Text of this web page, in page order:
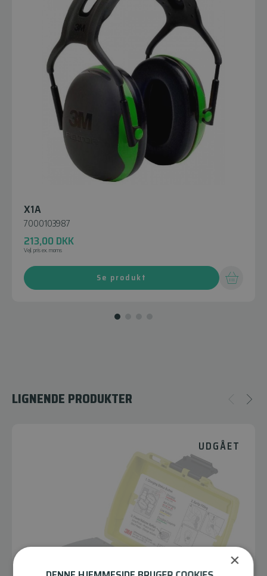
X1A
7000103987
213,00 DKK
Vejl. pris ex. moms
Se produkt
LIGNENDE PRODUKTER
UDGÅET
×